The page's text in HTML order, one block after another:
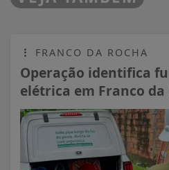
FRANCO DA ROCHA
Operação identifica
elétrica em Franco da